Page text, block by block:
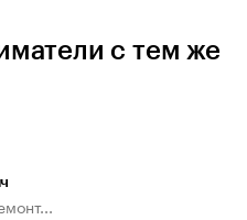
с тем же